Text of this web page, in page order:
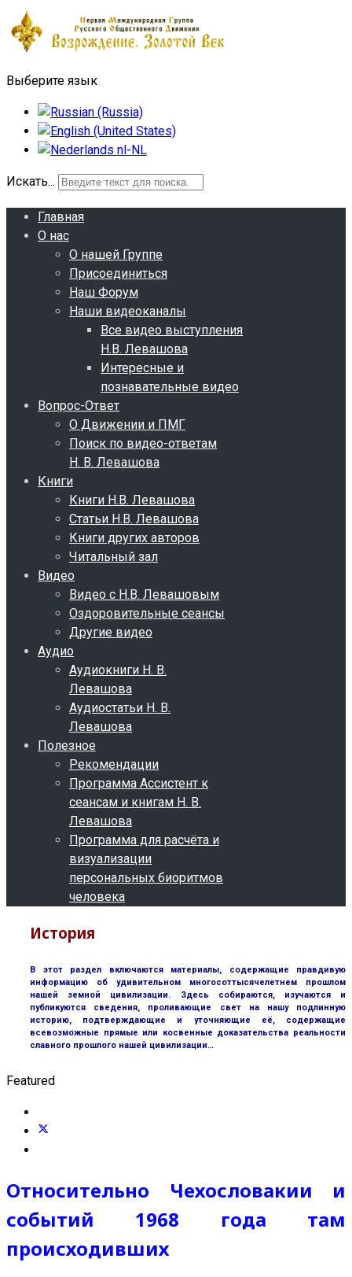
Выберите язык
Искать...
Главная
О нас
О нашей Группе
Присоединиться
Наш Форум
Наши видеоканалы
Все видео выступления
Н.В. Левашова
Интересные и
познавательные видео
Вопрос-Ответ
О Движении и ПМГ
Поиск по видео-ответам
Н. В. Левашова
Книги
Книги Н.В. Левашова
Статьи Н.В. Левашова
Книги других авторов
Читальный зал
Видео
Видео с Н.В. Левашовым
Оздоровительные сеансы
Другие видео
Аудио
Аудиокниги Н. В.
Левашова
Аудиостатьи Н. В.
Левашова
Полезное
Рекомендации
Программа Ассистент к
сеансам и книгам Н. В.
Левашова
Программа для расчёта и
визуализации
персональных биоритмов
человека
История
В этот раздел включаются материалы, содержащие правдивую
информацию об удивительном многосоттысячелетнем прошлом
нашей земной цивилизации. Здесь собираются, изучаются и
публикуются сведения, проливающие свет на нашу подлинную
историю, подтверждающие и уточняющие её, содержащие
всевозможные прямые или косвенные доказательства реальности
славного прошлого нашей цивилизации…
Featured
Относительно Чехословакии и
событий 1968 года там
происходивших